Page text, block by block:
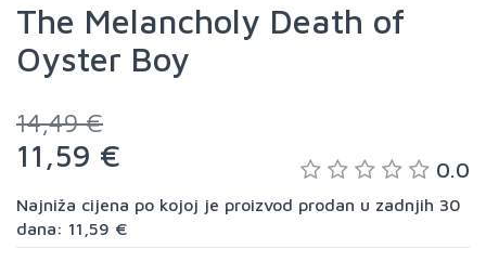
The Melancholy Death of
Oyster Boy
14,49 €
11,59 € 0.0
Najniža cijena po kojoj je proizvod prodan u zadnjih 30
dana: 11,59 €